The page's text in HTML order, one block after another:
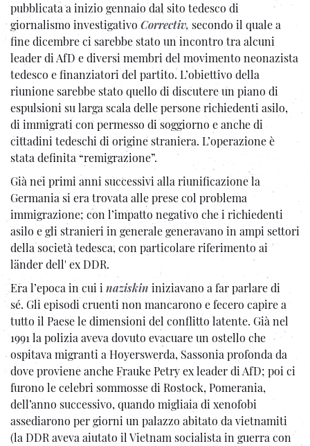
pubblicata a inizio gennaio dal sito tedesco di
giornalismo investigativo Correctiv, secondo il quale a
fine dicembre ci sarebbe stato un incontro tra alcuni
leader di AfD e diversi membri del movimento neonazista
tedesco e finanziatori del partito. L’obiettivo della
riunione sarebbe stato quello di discutere un piano di
espulsioni su larga scala delle persone richiedenti asilo,
di immigrati con permesso di soggiorno e anche di
cittadini tedeschi di origine straniera. L’operazione è
stata definita “remigrazione”.
Già nei primi anni successivi alla riunificazione la
Germania si era trovata alle prese col problema
immigrazione; con l’impatto negativo che i richiedenti
asilo e gli stranieri in generale generavano in ampi settori
della società tedesca, con particolare riferimento ai
länder dell' ex DDR.
Era l’epoca in cui i naziskininiziavano a far parlare di
sé. Gli episodi cruenti non mancarono e fecero capire a
tutto il Paese le dimensioni del conflitto latente. Già nel
1991 la polizia aveva dovuto evacuare un ostello che
ospitava migranti a Hoyerswerda, Sassonia profonda da
dove proviene anche Frauke Petry ex leader di AfD; poi ci
furono le celebri sommosse di Rostock, Pomerania,
dell’anno successivo, quando migliaia di xenofobi
assediarono per giorni un palazzo abitato da vietnamiti
(la DDR aveva aiutato il Vietnam socialista in guerra con